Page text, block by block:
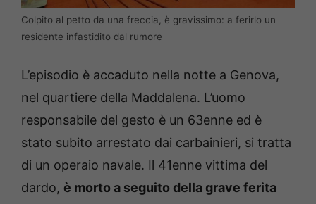
Colpito al petto da una freccia, è gravissimo: a ferirlo un
residente infastidito dal rumore
L’episodio è accaduto nella notte a Genova,
nel quartiere della Maddalena. L’uomo
responsabile del gesto è un 63enne ed è
stato subito arrestato dai carbainieri, si tratta
di un operaio navale. Il 41enne vittima del
dardo, è morto a seguito della grave ferita